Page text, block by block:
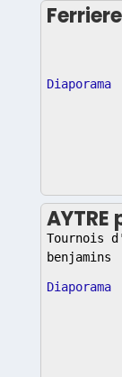
Diaporama
AYTRE
Tournois
benjamins
Diaporama